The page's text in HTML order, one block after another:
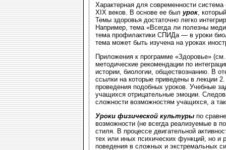
Характерная для современности
XIX веков. В основе ее был урок ,
Темы здоровья достаточно легко
Например, тема «Всегда ли полезны
тема профилактики СПИДа — в уроки
тема может быть изучена на уроках
Приложения к программе «Здоровье»
методические рекомендации по
истории, биологии, обществознанию. В
ссылки на которые приведены в лекции
проведения подобных уроков. Учебные
учащихся отрицательные эмоции.
сложности возможностям учащихся, а
Уроки физической культуры по
возможности (не всегда реализуемые в
стиля. В процессе двигательной
тех или иных психических функций, но и
поведения в сложных и экстремальных